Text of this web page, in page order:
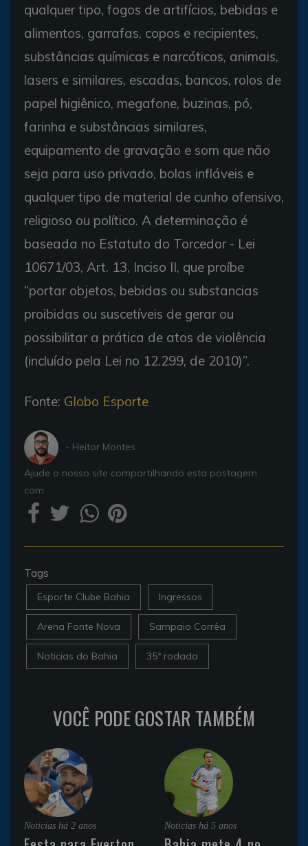
qualquer tipo, fogos de artifícios, bebidas e
alimentos, garrafas, copos e recipientes,
substâncias químicas e narcóticos, animais,
lasers e similares, escadas, bancos, rolos de
papel higiênico, megafone, buzinas, pó,
farinha e substâncias similares,
equipamento de gravação e som que não
seja para uso privado, bolas infláveis e
qualquer tipo de material de cunho ofensivo,
religioso ou político. A determinação é
baseada no Estatuto do Torcedor - Lei
10671/03, Art. 13, Inciso II, que proíbe
“portar objetos, bebidas ou substancias
proibidas ou suscetíveis de gerar ou
possibilitar a prática de atos de violência
(incluído pela Lei no 12.299, de 2010)”.
Fonte: Globo Esporte
- Heitor Montes
Ajude o nosso site compartilhando esta postagem
com
Tags
Esporte Clube Bahia Ingressos
Arena Fonte Nova Sampaio Corrêa
Noticias do Bahia 35ª rodada
VOCÊ PODE GOSTAR TAMBÉM
Noticias há 2 anos Noticias há 5 anos